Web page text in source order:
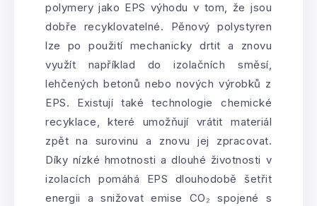
polymery jako EPS výhodu v tom, že jsou
dobře recyklovatelné. Pěnový polystyren
lze po použití mechanicky drtit a znovu
využít například do izolačních směsí,
lehčených betonů nebo nových výrobků z
EPS. Existují také technologie chemické
recyklace, které umožňují vrátit materiál
zpět na surovinu a znovu jej zpracovat.
Díky nízké hmotnosti a dlouhé životnosti v
izolacích pomáhá EPS dlouhodobě šetřit
energii a snižovat emise CO₂ spojené s